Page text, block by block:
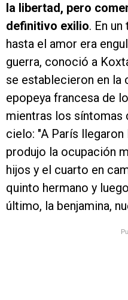
la libertad, pero
definitivo exilio. En
hasta el amor era
guerra, conoció a
se establecieron en la
epopeya francesa de
mientras los síntomas
cielo: "A París llegaron
produjo la ocupación
hijos y el cuarto en
quinto hermano y
último, la benjamina,